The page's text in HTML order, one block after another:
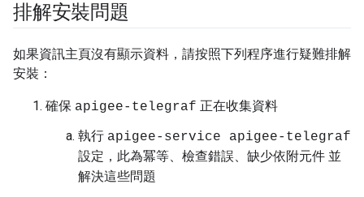
排解安裝問題
如果資訊主頁沒有顯示資料，請按照下列程序進行疑難排解
安裝：
確保 apigee-telegraf 正在收集資料
執行 apigee-service apigee-telegraf
設定 ，此為冪等、檢查錯誤、缺少依附元件 並
解決這些問題